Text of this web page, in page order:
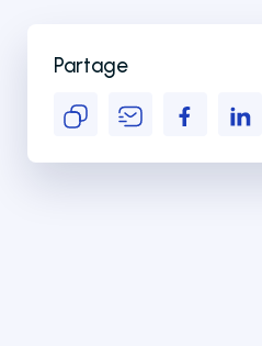
Partage